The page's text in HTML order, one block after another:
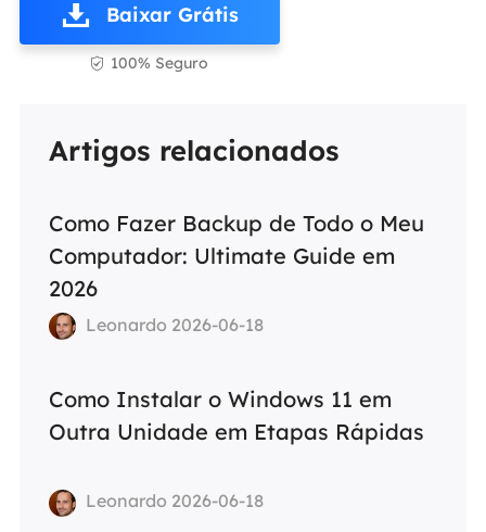
Baixar Grátis
 100% Seguro
Artigos relacionados
Como Fazer Backup de Todo o Meu
Computador: Ultimate Guide em
2026
Leonardo 2026-06-18
Como Instalar o Windows 11 em
Outra Unidade em Etapas Rápidas
Leonardo 2026-06-18